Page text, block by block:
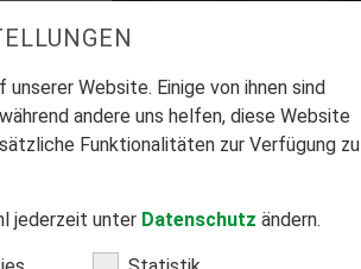
unserer Website. Einige von ihnen sind
andere uns helfen, diese Website
Funktionalitäten zur Verfügung zu
jederzeit unter Datenschutz ändern.